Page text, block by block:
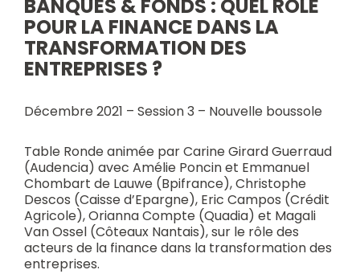
BANQUES & FONDS : QUEL RÔLE
POUR LA FINANCE DANS LA
TRANSFORMATION DES
ENTREPRISES ?
Décembre 2021 – Session 3 – Nouvelle boussole
Table Ronde animée par Carine Girard Guerraud
(Audencia) avec Amélie Poncin et Emmanuel
Chombart de Lauwe (Bpifrance), Christophe
Descos (Caisse d’Epargne), Eric Campos (Crédit
Agricole), Orianna Compte (Quadia) et Magali
Van Ossel (Côteaux Nantais), sur le rôle des
acteurs de la finance dans la transformation des
entreprises.